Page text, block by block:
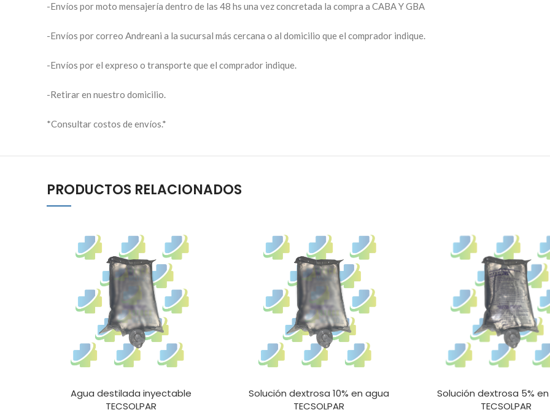
-Envíos por moto mensajería dentro de las 48 hs una vez concretada la compra a CABA Y GBA
-Envíos por correo Andreani a la sucursal más cercana o al domicilio que el comprador indique.
-Envíos por el expreso o transporte que el comprador indique.
-Retirar en nuestro domicilio.
*Consultar costos de envíos.*
PRODUCTOS RELACIONADOS
Agua destilada inyectable
TECSOLPAR
Solución dextrosa 10% en agua
TECSOLPAR
Solución dextrosa 5%
TECSOLPAR